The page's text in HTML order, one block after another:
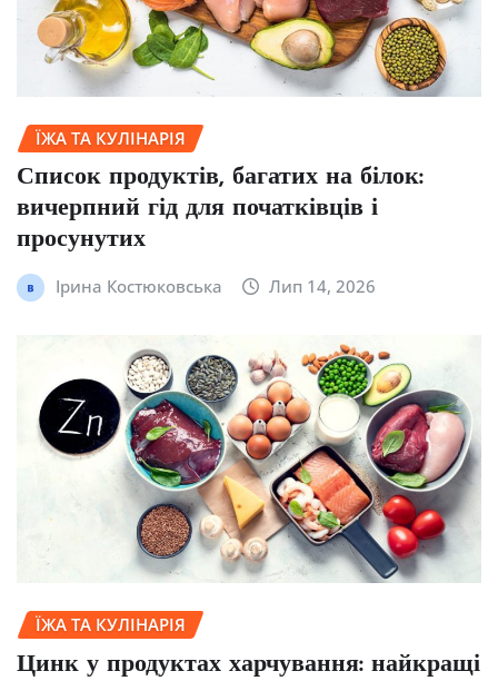
ЇЖА ТА КУЛІНАРІЯ
Список продуктів, багатих на білок:
вичерпний гід для початківців і
просунутих
Ірина Костюковська Лип 14, 2026
ЇЖА ТА КУЛІНАРІЯ
Цинк у продуктах харчування: найкращі